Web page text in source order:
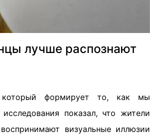
лучше распознают
формирует то, как мы
показал, что жители
визуальные иллюзии